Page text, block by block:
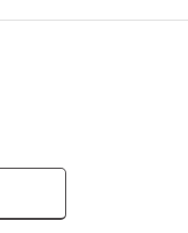
发并分售